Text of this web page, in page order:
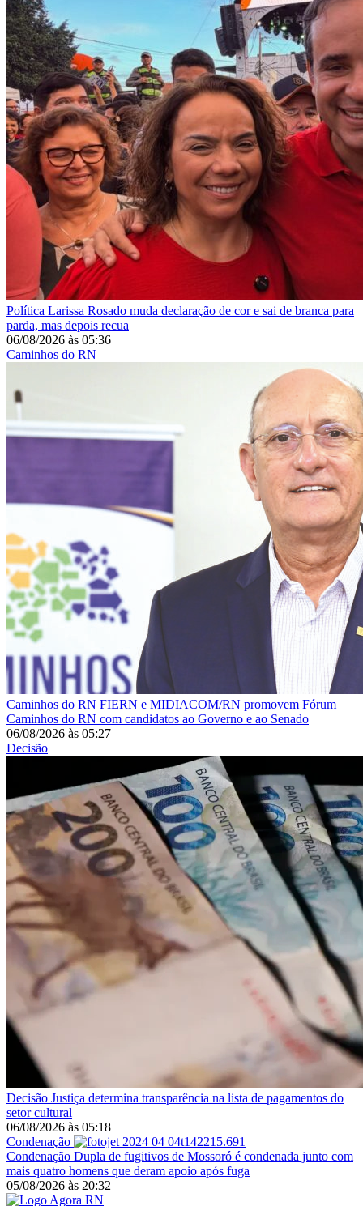
Política Larissa Rosado muda declaração de cor e sai de branca para
parda, mas depois recua
06/08/2026 às 05:36
Caminhos do RN
Caminhos do RN FIERN e MIDIACOM/RN promovem Fórum
Caminhos do RN com candidatos ao Governo e ao Senado
06/08/2026 às 05:27
Decisão
Decisão Justiça determina transparência na lista de pagamentos do
setor cultural
06/08/2026 às 05:18
Condenação
Condenação Dupla de fugitivos de Mossoró é condenada junto com
mais quatro homens que deram apoio após fuga
05/08/2026 às 20:32